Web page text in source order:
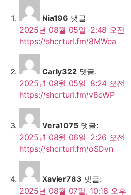
Nia196 댓글:
2025년 08월 05일, 2:48 오전
https://shorturl.fm/8MWea
Carly322 댓글:
2025년 08월 05일, 8:24 오전
https://shorturl.fm/v8cWP
Vera1075 댓글:
2025년 08월 06일, 2:26 오전
https://shorturl.fm/oSDvn
Xavier783 댓글:
2025년 08월 07일, 10:18 오후